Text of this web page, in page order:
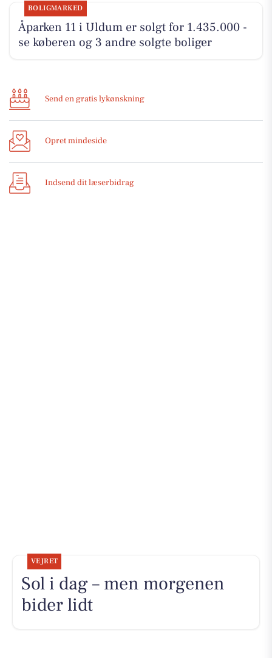
BOLIGMARKED
Åparken 11 i Uldum er solgt for 1.435.000 -
se køberen og 3 andre solgte boliger
Send en gratis lykønskning
Opret mindeside
Indsend dit læserbidrag
VEJRET
Sol i dag – men morgenen
bider lidt